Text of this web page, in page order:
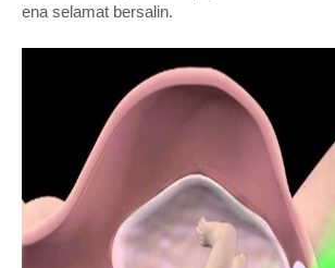
ena selamat bersalin.